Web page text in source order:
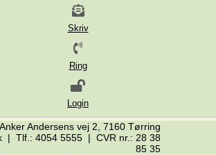
Skriv
Ring
Login
Anker Andersens vej 2, 7160 Tørring
| Tlf.: 4054 5555 | CVR nr.: 28 38
85 35